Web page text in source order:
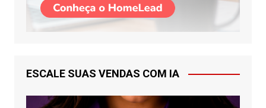
ESCALE SUAS VENDAS COM IA